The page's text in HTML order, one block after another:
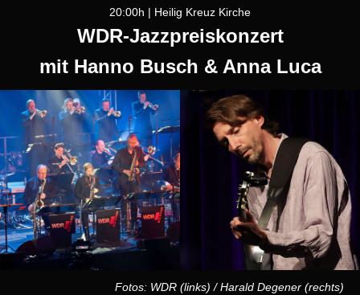
20:00h | Heilig Kreuz Kirche
WDR-Jazzpreiskonzert
mit Hanno Busch & Anna Luca
Fotos: WDR (links) / Harald Degener (rechts)